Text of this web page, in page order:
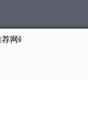
网站，非Google